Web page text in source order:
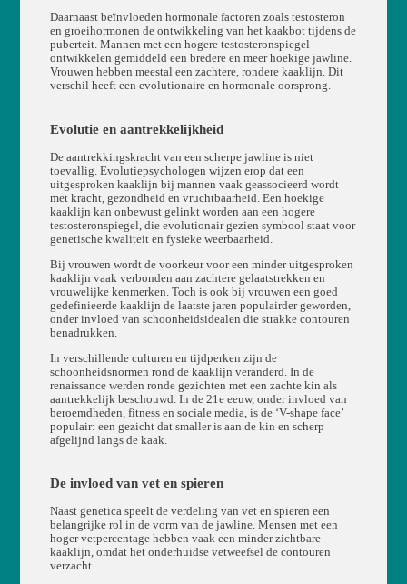
Daarnaast beïnvloeden hormonale factoren zoals testosteron
en groeihormonen de ontwikkeling van het kaakbot tijdens de
puberteit. Mannen met een hogere testosteronspiegel
ontwikkelen gemiddeld een bredere en meer hoekige jawline.
Vrouwen hebben meestal een zachtere, rondere kaaklijn. Dit
verschil heeft een evolutionaire en hormonale oorsprong.
Evolutie en aantrekkelijkheid
De aantrekkingskracht van een scherpe jawline is niet
toevallig. Evolutiepsychologen wijzen erop dat een
uitgesproken kaaklijn bij mannen vaak geassocieerd wordt
met kracht, gezondheid en vruchtbaarheid. Een hoekige
kaaklijn kan onbewust gelinkt worden aan een hogere
testosteronspiegel, die evolutionair gezien symbool staat voor
genetische kwaliteit en fysieke weerbaarheid.
Bij vrouwen wordt de voorkeur voor een minder uitgesproken
kaaklijn vaak verbonden aan zachtere gelaatstrekken en
vrouwelijke kenmerken. Toch is ook bij vrouwen een goed
gedefinieerde kaaklijn de laatste jaren populairder geworden,
onder invloed van schoonheidsidealen die strakke contouren
benadrukken.
In verschillende culturen en tijdperken zijn de
schoonheidsnormen rond de kaaklijn veranderd. In de
renaissance werden ronde gezichten met een zachte kin als
aantrekkelijk beschouwd. In de 21e eeuw, onder invloed van
beroemdheden, fitness en sociale media, is de ‘V-shape face’
populair: een gezicht dat smaller is aan de kin en scherp
afgelijnd langs de kaak.
De invloed van vet en spieren
Naast genetica speelt de verdeling van vet en spieren een
belangrijke rol in de vorm van de jawline. Mensen met een
hoger vetpercentage hebben vaak een minder zichtbare
kaaklijn, omdat het onderhuidse vetweefsel de contouren
verzacht.